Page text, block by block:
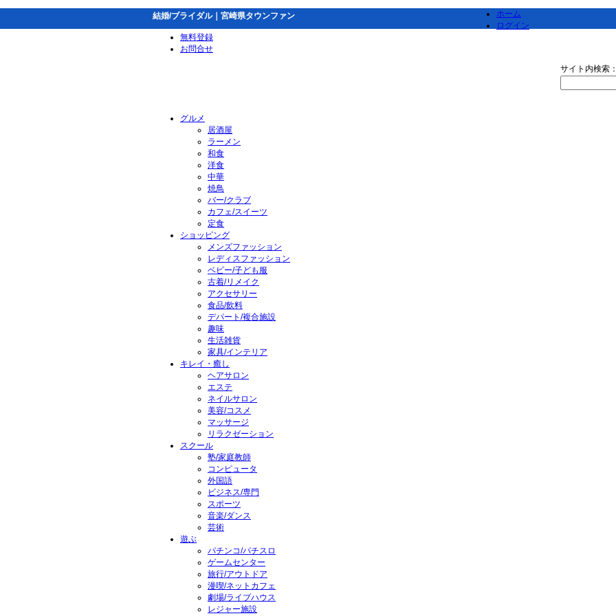
結婚/ブライダル｜宮崎県タウンファン
ホーム
ログイン
無料登録
お問合せ
サイト内検索
グルメ
居酒屋
ラーメン
和食
洋食
中華
焼鳥
バー/クラブ
カフェ/スイーツ
定食
ショッピング
メンズファッション
レディスファッション
ベビー/子ども服
古着/リメイク
アクセサリー
食品/飲料
デパート/複合施設
趣味
生活雑貨
家具/インテリア
キレイ・癒し
ヘアサロン
エステ
ネイルサロン
美容/コスメ
マッサージ
リラクゼーション
スクール
塾/家庭教師
コンピュータ
外国語
ビジネス/専門
スポーツ
音楽/ダンス
芸術
遊ぶ
パチンコ/パチスロ
ゲームセンター
旅行/アウトドア
漫喫/ネットカフェ
劇場/ライブハウス
レジャー施設